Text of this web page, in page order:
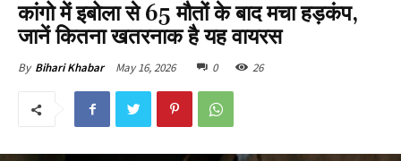
कांगो में इबोला से 65 मौतों के बाद मचा हड़कंप,
जानें कितना खतरनाक है यह वायरस
By Bihari Khabar May 16, 2026 0 26